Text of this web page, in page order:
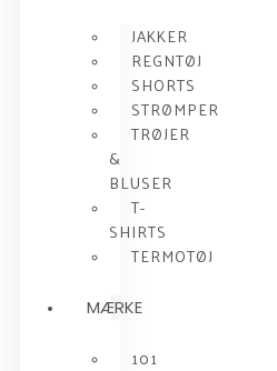
JAKKER
REGNTØJ
SHORTS
STRØMPER
TRØJER
&
BLUSER
T-
SHIRTS
TERMOTØJ
MÆRKE
101